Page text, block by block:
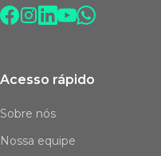
Acesso rápido
Sobre nós
Nossa equipe